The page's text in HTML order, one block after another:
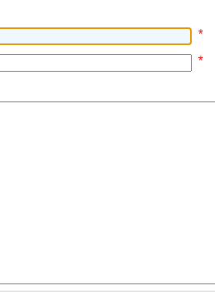
*
*